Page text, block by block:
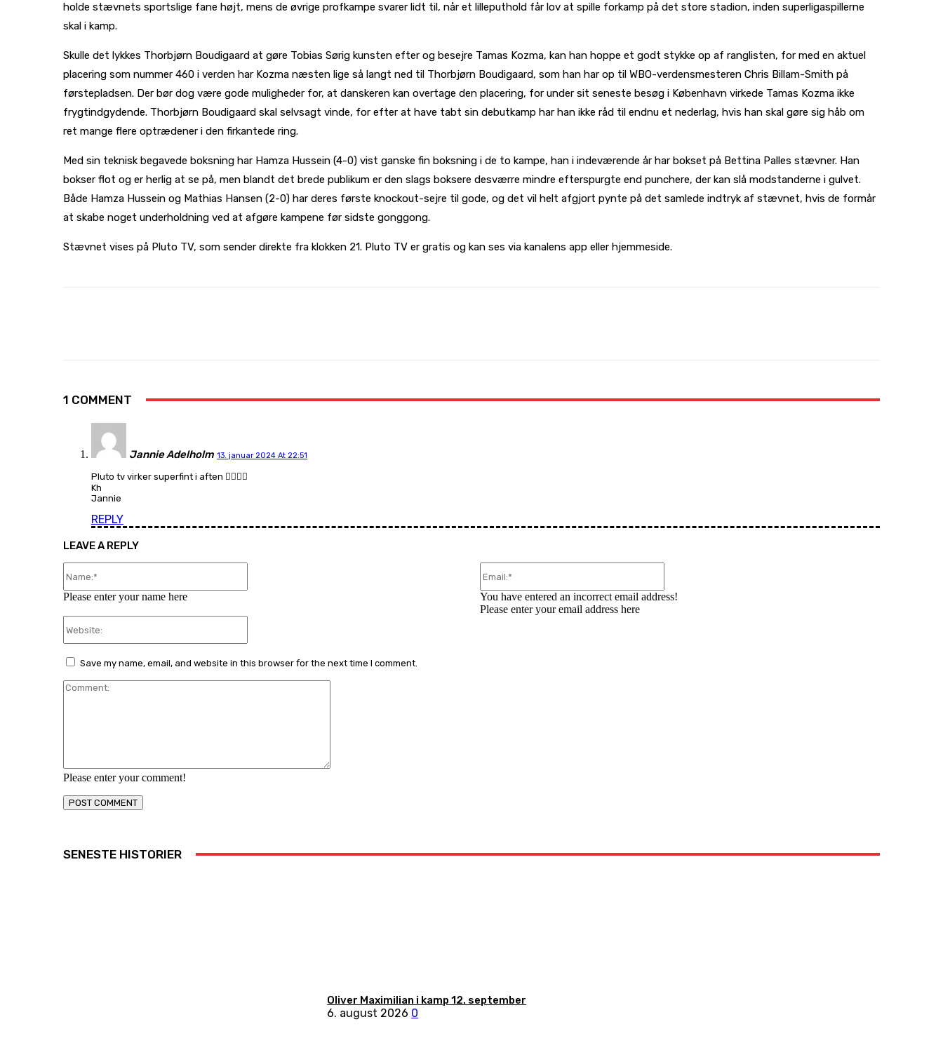
holde stævnets sportslige fane højt, mens de øvrige profkampe svarer lidt til, når et lilleputhold får lov at spille forkamp på det store stadion, inden superligaspillerne
skal i kamp.
Skulle det lykkes Thorbjørn Boudigaard at gøre Tobias Sørig kunsten efter og besejre Tamas Kozma, kan han hoppe et godt stykke op af ranglisten, for med en aktuel
placering som nummer 460 i verden har Kozma næsten lige så langt ned til Thorbjørn Boudigaard, som han har op til WBO-verdensmesteren Chris Billam-Smith på
førstepladsen. Der bør dog være gode muligheder for, at danskeren kan overtage den placering, for under sit seneste besøg i København virkede Tamas Kozma ikke
frygtindgydende. Thorbjørn Boudigaard skal selvsagt vinde, for efter at have tabt sin debutkamp har han ikke råd til endnu et nederlag, hvis han skal gøre sig håb om
ret mange flere optrædener i den firkantede ring.
Med sin teknisk begavede boksning har Hamza Hussein (4-0) vist ganske fin boksning i de to kampe, han i indeværende år har bokset på Bettina Palles stævner. Han
bokser flot og er herlig at se på, men blandt det brede publikum er den slags boksere desværre mindre efterspurgte end punchere, der kan slå modstanderne i gulvet.
Både Hamza Hussein og Mathias Hansen (2-0) har deres første knockout-sejre til gode, og det vil helt afgjort pynte på det samlede indtryk af stævnet, hvis de formår
at skabe noget underholdning ved at afgøre kampene før sidste gonggong.
Stævnet vises på Pluto TV, som sender direkte fra klokken 21. Pluto TV er gratis og kan ses via kanalens app eller hjemmeside.
1 COMMENT
Jannie Adelholm 13. januar 2024 At 22:51
Pluto tv virker superfint i aften 👍🏼👍🏼
Kh
Jannie
REPLY
LEAVE A REPLY
Please enter your comment!
Please enter your name here
You have entered an incorrect email address!
Please enter your email address here
Save my name, email, and website in this browser for the next time I comment.
SENESTE HISTORIER
Oliver Maximilian i kamp 12. september
6. august 2026 0